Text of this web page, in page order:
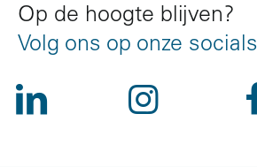
Op de hoogte blijven?
Volg ons op onze socials